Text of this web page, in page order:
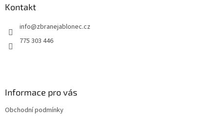
Kontakt
info@zbranejablonec.cz
775 303 446
Informace pro vás
Obchodní podmínky